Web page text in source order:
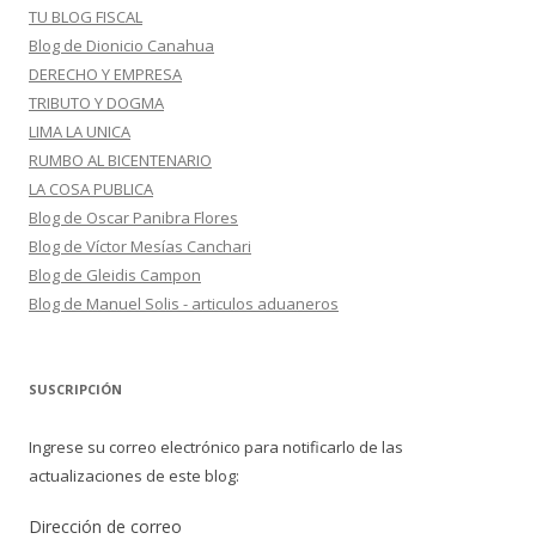
TU BLOG FISCAL
Blog de Dionicio Canahua
DERECHO Y EMPRESA
TRIBUTO Y DOGMA
LIMA LA UNICA
RUMBO AL BICENTENARIO
LA COSA PUBLICA
Blog de Oscar Panibra Flores
Blog de Víctor Mesías Canchari
Blog de Gleidis Campon
Blog de Manuel Solis - articulos aduaneros
SUSCRIPCIÓN
Ingrese su correo electrónico para notificarlo de las
actualizaciones de este blog:
Dirección de correo